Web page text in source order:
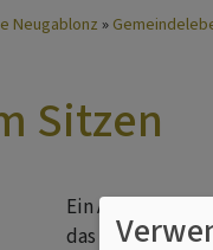
Neugablonz
Sitzen
Ein Angebot in
das Parkett zu